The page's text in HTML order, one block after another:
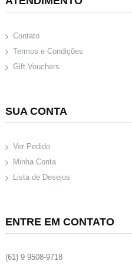
Contato
Termos e Condições
Gift Vouchers
SUA CONTA
Ver Pedido
Minha Conta
Lista de Desejos
ENTRE EM CONTATO
(61) 9 9508-9718